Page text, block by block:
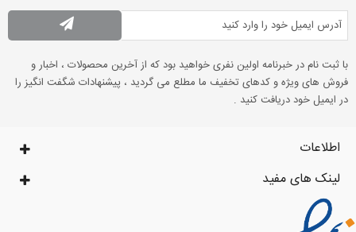
با ثبت نام در خبرنامه اولین نفری خواهید بود که از آخرین محصولات ، اخبار و
فروش های ویژه و کدهای تخفیف ما مطلع می گردید ، پیشنهادات شگفت انگیز را
در ایمیل خود دریافت کنید .
اطلاعات
لینک های مفید